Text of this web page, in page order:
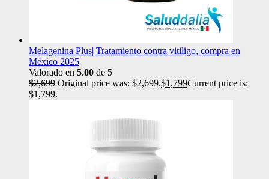
Melagenina Plus| Tratamiento contra vitiligo, compra en
México 2025
Valorado en 5.00 de 5
$2,699 Original price was: $2,699.$1,799Current price is:
$1,799.